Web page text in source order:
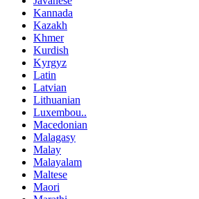
Kannada
Kazakh
Khmer
Kurdish
Kyrgyz
Latin
Latvian
Lithuanian
Luxembou..
Macedonian
Malagasy
Malay
Malayalam
Maltese
Maori